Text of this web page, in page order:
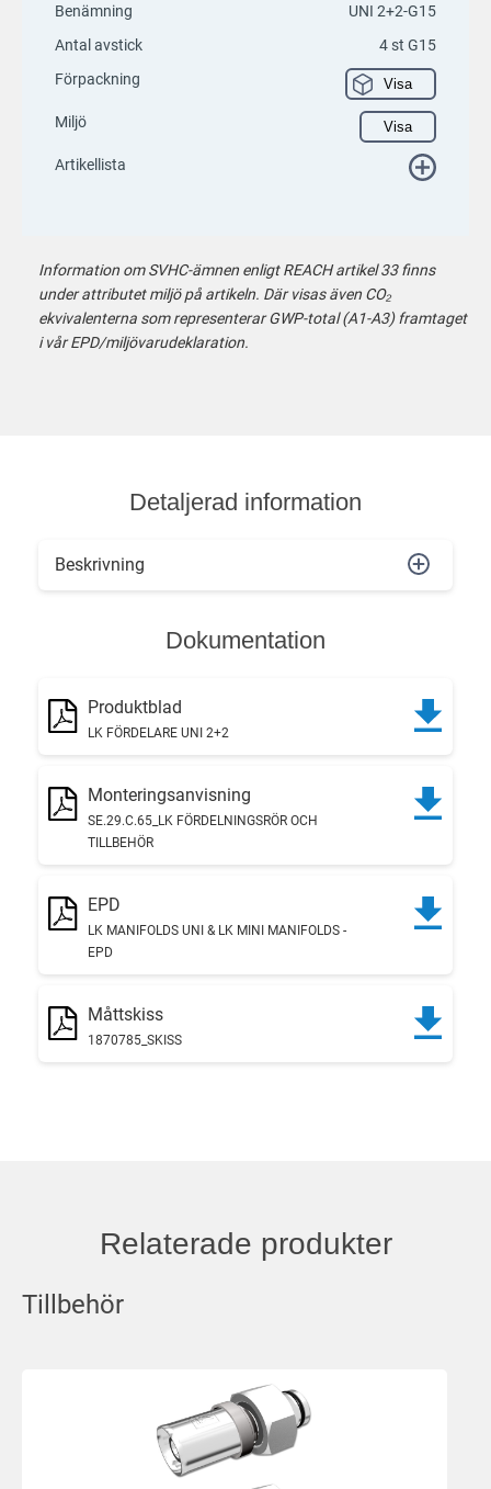
Benämning
UNI 2+2-G15
Antal avstick
4 st G15
Förpackning
Visa
Miljö Visa
Artikellista
Information om SVHC-ämnen enligt REACH artikel 33 finns
under attributet miljö på artikeln. Där visas även CO₂
ekvivalenterna som representerar GWP-total (A1-A3) framtaget
i vår EPD/miljövarudeklaration.
Detaljerad information
Beskrivning
Dokumentation
Produktblad
LK FÖRDELARE UNI 2+2
Monteringsanvisning
SE.29.C.65_LK FÖRDELNINGSRÖR OCH
TILLBEHÖR
EPD
LK MANIFOLDS UNI & LK MINI MANIFOLDS -
EPD
Måttskiss
1870785_SKISS
Relaterade produkter
Tillbehör